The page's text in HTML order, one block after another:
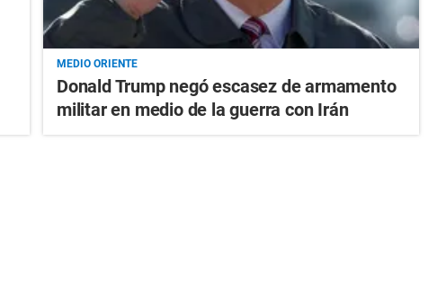
MEDIO ORIENTE
Donald Trump negó escasez de armamento
militar en medio de la guerra con Irán